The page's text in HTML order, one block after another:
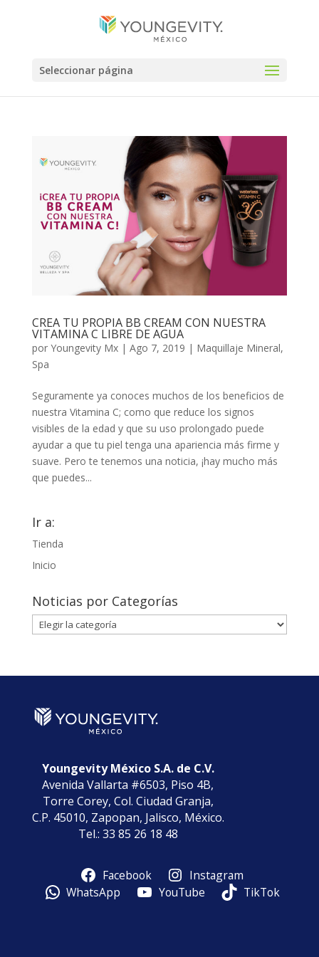
Seleccionar página
CREA TU PROPIA BB CREAM CON NUESTRA
VITAMINA C LIBRE DE AGUA
por Youngevity Mx| Ago 7, 2019 | Maquillaje Mineral,
Spa
Seguramente ya conoces muchos de los beneficios de
nuestra Vitamina C; como que reduce los signos
visibles de la edad y que su uso prolongado puede
ayudar a que tu piel tenga una apariencia más firme y
suave. Pero te tenemos una noticia, ¡hay mucho más
que puedes...
Ir a:
Tienda
Inicio
Noticias por Categorías
Noticias
por
Youngevity México S.A. de C.V.
Avenida Vallarta #6503, Piso 4B,
Torre Corey, Col. Ciudad Granja,
C.P. 45010, Zapopan, Jalisco, México.
Tel.: 33 85 26 18 48
Facebook
Instagram
WhatsApp
YouTube TikTok